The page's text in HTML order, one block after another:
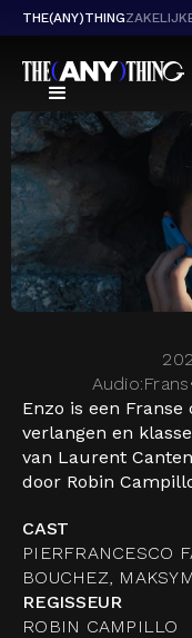
THE(ANY)THINGZAKELIJK
Audio:Frans
Enzo is een
verlangen en
van Laurent
door Robin
CAST
PIERFRANCESCO
BOUCHEZ,
REGISSEUR
ROBIN CAMPILLO